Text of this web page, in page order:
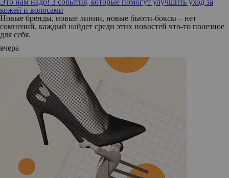
кожей и волосами
Новые бренды, новые линии, новые бьюти-боксы – нет
сомнений, каждый найдет среди этих новостей что-то полезное
для себя.
вчера